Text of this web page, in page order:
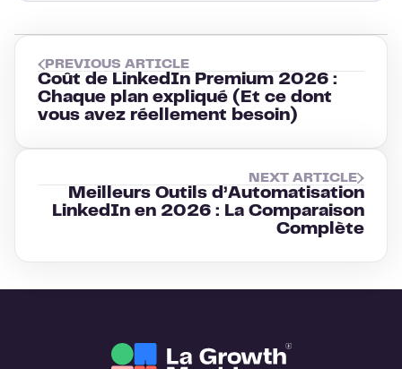
PREVIOUS ARTICLE
Coût de LinkedIn Premium 2026 :
Chaque plan expliqué (Et ce dont
vous avez réellement besoin)
NEXT ARTICLE
Meilleurs Outils d’Automatisation
LinkedIn en 2026 : La Comparaison
Complète